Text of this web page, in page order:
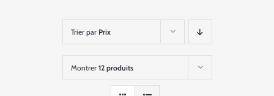
Trier par Prix
Montrer 12 produits